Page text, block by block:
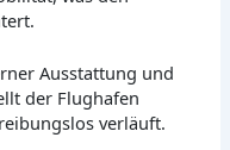
Ausstattung und
der Flughafen
verläuft.